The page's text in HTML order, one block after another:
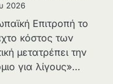
2026
Επιτροπή το
κόστος των
μετατρέπει την
για λίγους»…